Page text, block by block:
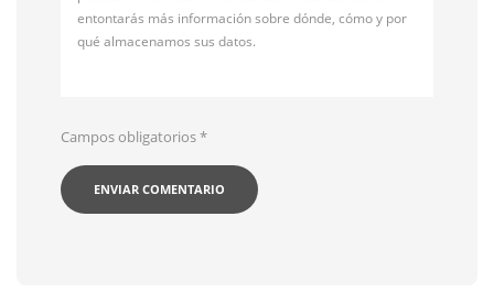
entontarás más información sobre dónde, cómo y por
qué almacenamos sus datos.
Campos obligatorios*